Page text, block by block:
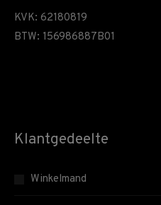
KVK: 62180819
BTW: 156986887B01
Klantgedeelte
Winkelmand